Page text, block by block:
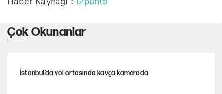
Çok Okunanlar
İstanbul’da yol ortasında kavga kamerada